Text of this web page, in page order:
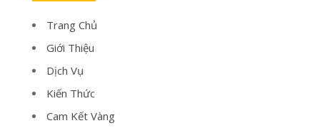
Trang Chủ
Giới Thiệu
Dịch Vụ
Kiến Thức
Cam Kết Vàng